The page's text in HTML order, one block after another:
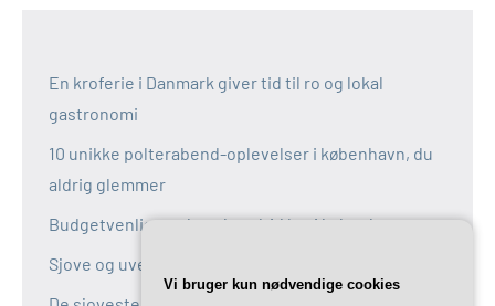
En kroferie i Danmark giver tid til ro og lokal
gastronomi
10 unikke polterabend-oplevelser i københavn, du
aldrig glemmer
Budgetvenlige polterabend-idéer i københavn
Sjove og uventede polterabend-idéer i københavn
Vi bruger kun nødvendige cookies